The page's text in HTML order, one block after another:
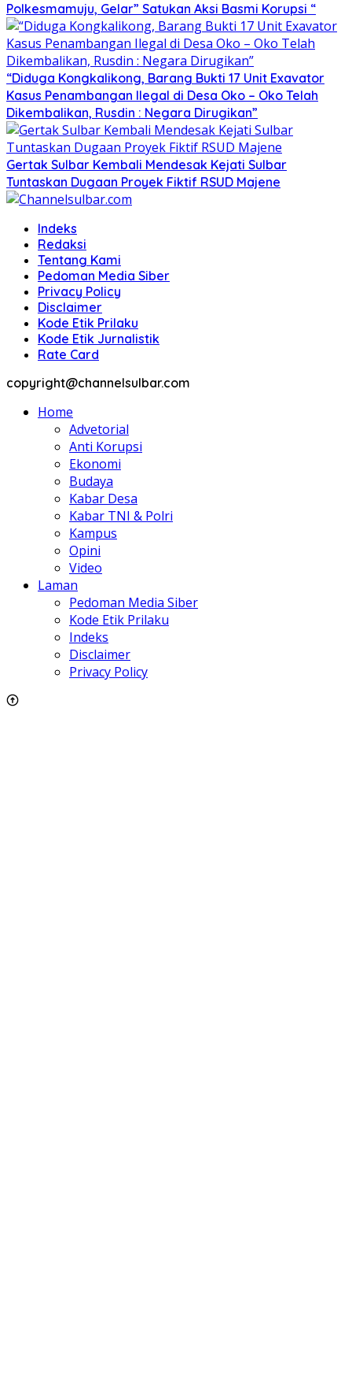
Polkesmamuju, Gelar” Satukan Aksi Basmi Korupsi “
“Diduga Kongkalikong, Barang Bukti 17 Unit Exavator
Kasus Penambangan Ilegal di Desa Oko – Oko Telah
Dikembalikan, Rusdin : Negara Dirugikan”
Gertak Sulbar Kembali Mendesak Kejati Sulbar
Tuntaskan Dugaan Proyek Fiktif RSUD Majene
Indeks
Redaksi
Tentang Kami
Pedoman Media Siber
Privacy Policy
Disclaimer
Kode Etik Prilaku
Kode Etik Jurnalistik
Rate Card
copyright@channelsulbar.com
Home
Advetorial
Anti Korupsi
Ekonomi
Budaya
Kabar Desa
Kabar TNI & Polri
Kampus
Opini
Video
Laman
Pedoman Media Siber
Kode Etik Prilaku
Indeks
Disclaimer
Privacy Policy